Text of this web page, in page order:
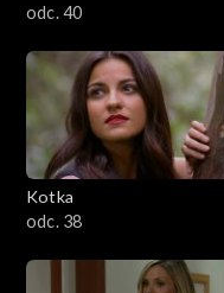
odc. 40
Kotka
odc. 38